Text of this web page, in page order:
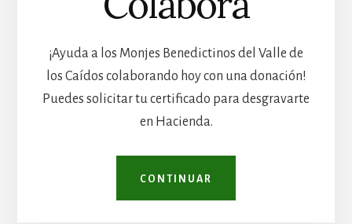
¡Ayuda a los Monjes Benedictinos del Valle de
los Caídos colaborando hoy con una donación!
Puedes solicitar tu certificado para desgravarte
en Hacienda.
CONTINUAR